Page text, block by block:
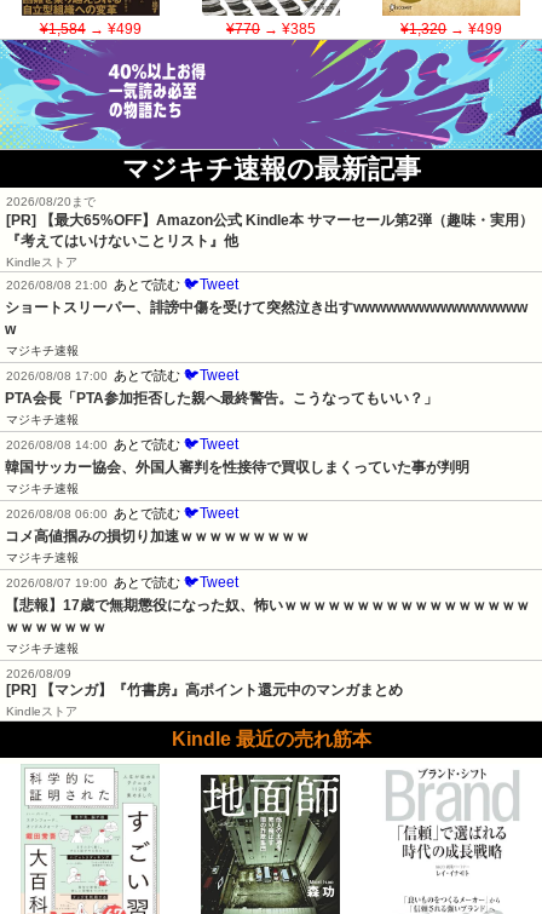
¥1,584→ ¥499 ¥770→ ¥385 ¥1,320→ ¥499
マジキチ速報の最新記事
2026/08/20まで
[PR]
【最大65%OFF】Amazon公式 Kindle本 サマーセール第2弾（趣味・実用）
『考えてはいけないことリスト』他
Kindleストア
2026/08/08 21:00
あとで読む 🐦Tweet
ショートスリーパー、誹謗中傷を受けて突然泣き出すwwwwwwwwwwwwwwww
w
マジキチ速報
2026/08/08 17:00
あとで読む 🐦Tweet
PTA会長「PTA参加拒否した親へ最終警告。こうなってもいい？」
マジキチ速報
2026/08/08 14:00
あとで読む 🐦Tweet
韓国サッカー協会、外国人審判を性接待で買収しまくっていた事が判明
マジキチ速報
2026/08/08 06:00
あとで読む 🐦Tweet
コメ高値掴みの損切り加速ｗｗｗｗｗｗｗｗｗ
マジキチ速報
2026/08/07 19:00
あとで読む 🐦Tweet
【悲報】17歳で無期懲役になった奴、怖いｗｗｗｗｗｗｗｗｗｗｗｗｗｗｗｗｗ
ｗｗｗｗｗｗｗ
マジキチ速報
2026/08/09
[PR] 【マンガ】『竹書房』高ポイント還元中のマンガまとめ
Kindleストア
Kindle 最近の売れ筋本